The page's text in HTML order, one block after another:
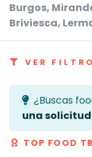
Burgos,
Briviesca,
VER
¿Buscas
una solicitud
TOP FOOD